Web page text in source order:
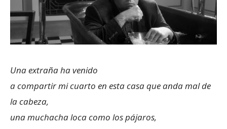
Una extraña ha venido
a compartir mi cuarto en esta casa que anda mal de
la cabeza,
una muchacha loca como los pájaros,